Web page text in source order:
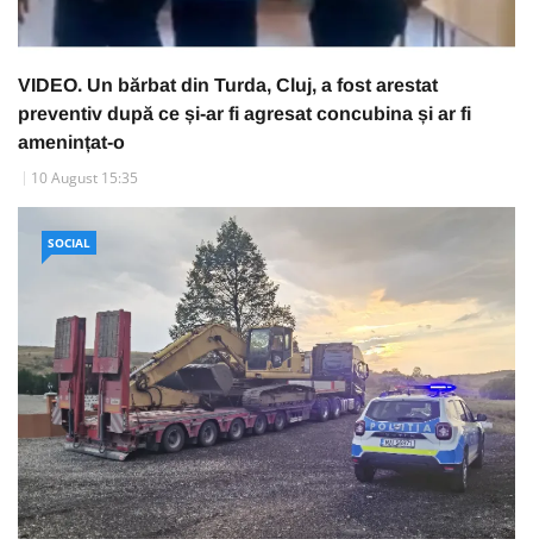
VIDEO. Un bărbat din Turda, Cluj, a fost arestat
preventiv după ce și-ar fi agresat concubina și ar fi
amenințat-o
10 August 15:35
SOCIAL